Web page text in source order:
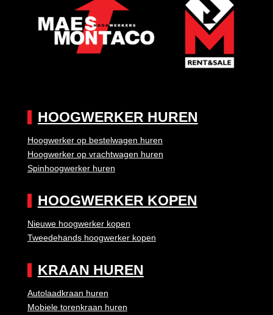
HOOGWERKER HUREN
Hoogwerker op bestelwagen huren
Hoogwerker op vrachtwagen huren
Spinhoogwerker huren
HOOGWERKER KOPEN
Nieuwe hoogwerker kopen
Tweedehands hoogwerker kopen
KRAAN HUREN
Autolaadkraan huren
Mobiele torenkraan huren